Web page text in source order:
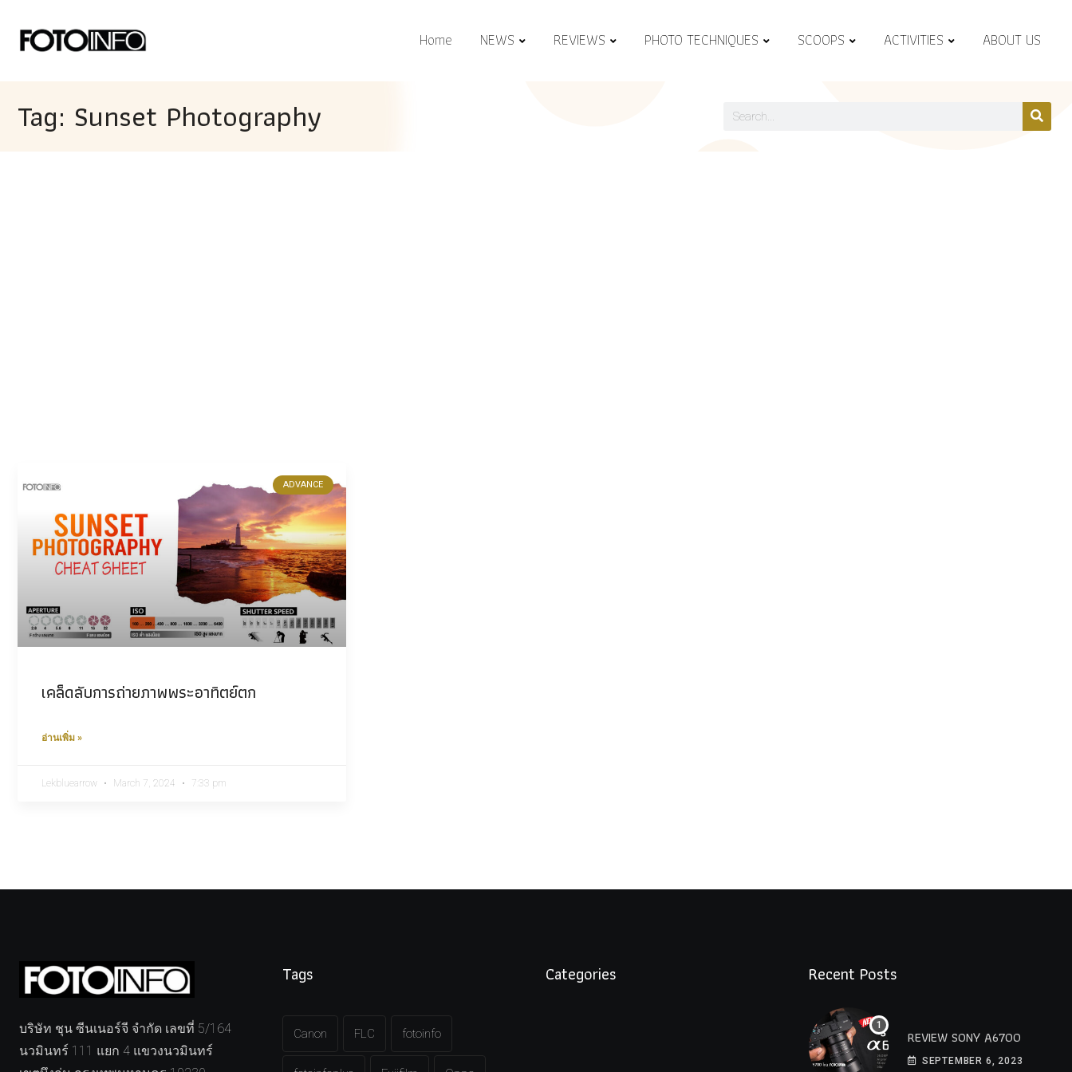
Home NEWS REVIEWS PHOTO TECHNIQUES SCOOPS ACTIVITIES ABOUT US
Tag: Sunset Photography
ADVANCE
เคล็ดลับการถ่ายภาพพระอาทิตย์ตก
อ่านเพิ่ม »
Lekbluearrow March 7, 2024 7:33 pm
บริษัท ชุน ซีนเนอร์จี จำกัด เลขที่ 5/164
นวมินทร์ 111 แยก 4 แขวงนวมินทร์
Tags
Canon FLC fotoinfo
Categories Recent Posts
REVIEW SONY A6700
SEPTEMBER 6, 2023